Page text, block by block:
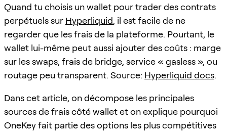
Quand tu choisis un wallet pour trader des contrats
perpétuels sur Hyperliquid, il est facile de ne
regarder que les frais de la plateforme. Pourtant, le
wallet lui-même peut aussi ajouter des coûts : marge
sur les swaps, frais de bridge, service « gasless », ou
routage peu transparent. Source: Hyperliquid docs.
Dans cet article, on décompose les principales
sources de frais côté wallet et on explique pourquoi
OneKey fait partie des options les plus compétitives